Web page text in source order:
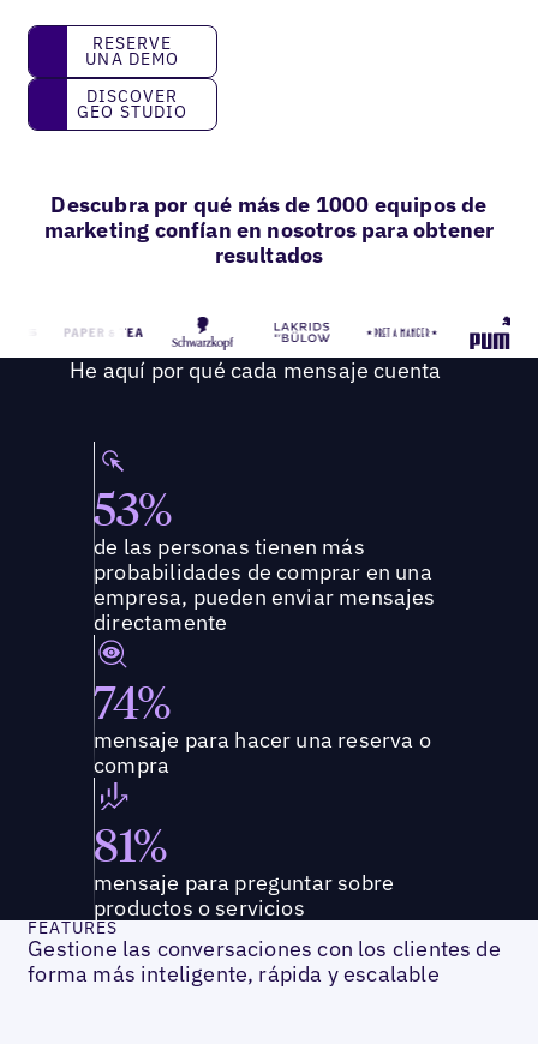
Reserve una demo
RESERVE
UNA DEMO
Discover GEO Studio
DISCOVER
GEO STUDIO
Descubra por qué más de 1000 equipos de
marketing confían en nosotros para obtener
resultados
He aquí por qué cada mensaje cuenta
53%
de las personas tienen más
probabilidades de comprar en una
empresa, pueden enviar mensajes
directamente
74%
mensaje para hacer una reserva o
compra
81%
mensaje para preguntar sobre
productos o servicios
FEATURES
Gestione las conversaciones con los clientes de
forma más inteligente, rápida y escalable